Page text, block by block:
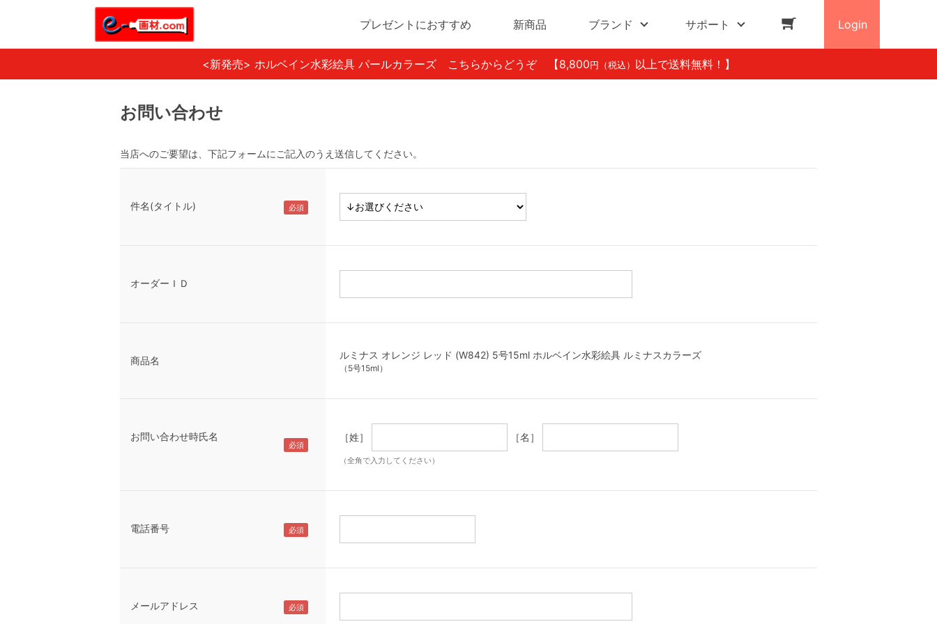
プレゼントにおすすめ 新商品 ブランド サポート Login
<新発売> ホルベイン水彩絵具 パールカラーズ こちらからどうぞ 【8,800 円（税込） 以上で送料無料！】
お問い合わせ
当店へのご要望は、下記フォームにご記入のうえ送信してください。
件名(タイトル)
オーダーＩＤ
商品名 ルミナス オレンジ レッド (W842) 5号15ml ホルベイン水彩絵具 ルミナスカラーズ
（5号15ml）
お問い合わせ時氏名 ［姓］ ［名］
（全角で入力してください）
電話番号
メールアドレス